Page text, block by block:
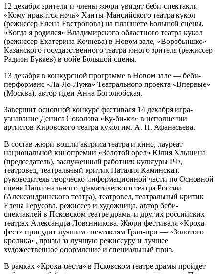
12 декабря зрители и члены жюри увидят беби-спектакли
«Кому нравится ночь» Ханты-Мансийского театра кукол
(режиссер Елена Евстропова) на планшете Большой сцены,
«Когда я родился» Владимирского областного театра кукол
(режиссер Екатерина Кочнева) в Новом зале, «Воробьишко»
Казанского государственного театра юного зрителя (режиссер
Радион Букаев) в фойе Большой сцены.
13 декабря в конкурсной программе в Новом зале — беби-
перформанс «Ла-Ло-Лужа» Театрального проекта «Впервые»
(Москва), автор идеи Анна Боголюбская.
Завершит основной конкурс фестиваля 14 декабря игра-
узнавание Дениса Соколова «Ку-би-ки» в исполнении
артистов Кировского театра кукол им. А. Н. Афанасьева.
В состав жюри вошли актриса театра и кино, лауреат
национальной кинопремии «Золотой орел» Юлия Хлынина
(председатель), заслуженный работник культуры РФ,
театровед, театральный критик Наталия Каминская,
руководитель творческо-информационной части по Основной
сцене Национального драматического театра России
(Александринского театра), театровед, театральный критик
Елена Герусова, режиссер и художница, автор беби-
спектаклей в Псковском театре драмы и других российских
театрах Александра Ловянникова. Жюри фестиваля «Кроха-
фест» присудит лучшим спектаклям Гран-при — «Золотого
кролика», призы за лучшую режиссуру и лучшее
художественное оформление и специальный приз.
В рамках «Кроха-феста» в Псковском театре драмы пройдет